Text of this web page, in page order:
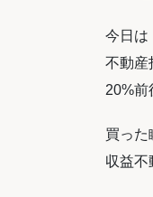
今日は
不動産
20%前
買った
収益不